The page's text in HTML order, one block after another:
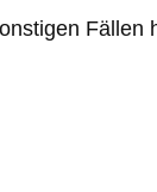
Fällen